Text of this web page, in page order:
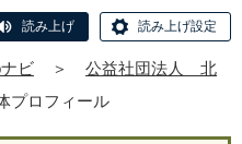
読み上げ 読み上げ設定
ビ ＞
公益社団法人 北
プロフィール